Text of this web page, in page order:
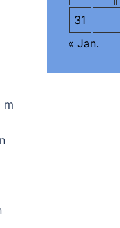
m
31
« Jan.